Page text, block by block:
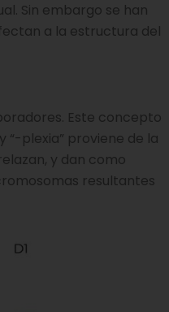
Sin embargo se han
a la estructura del
Este concepto
plexia” proviene de la
y dan como
resultantes